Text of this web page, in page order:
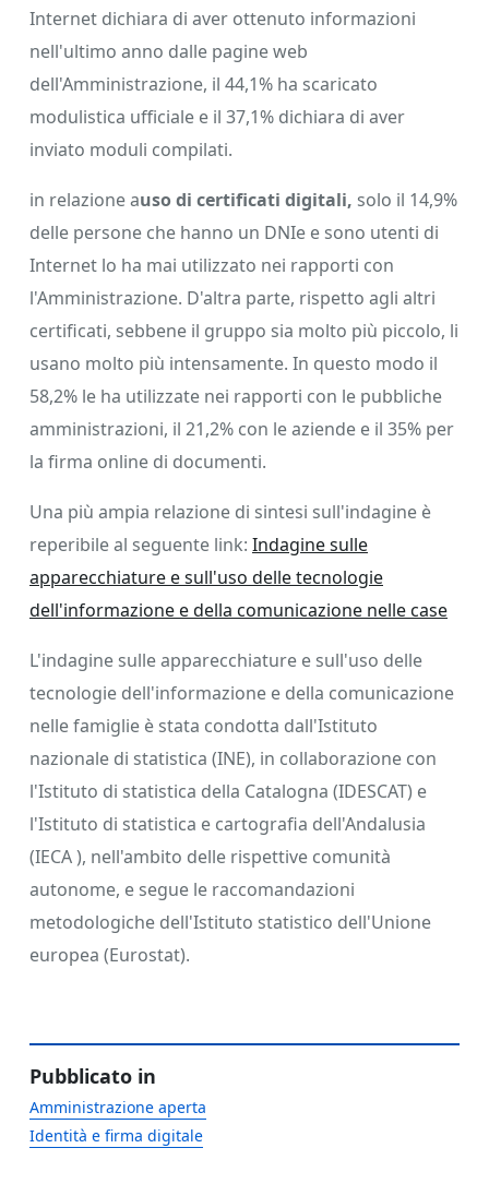
Internet dichiara di aver ottenuto informazioni
nell'ultimo anno dalle pagine web
dell'Amministrazione, il 44,1% ha scaricato
modulistica ufficiale e il 37,1% dichiara di aver
inviato moduli compilati.
in relazione auso di certificati digitali, solo il 14,9%
delle persone che hanno un DNIe e sono utenti di
Internet lo ha mai utilizzato nei rapporti con
l'Amministrazione. D'altra parte, rispetto agli altri
certificati, sebbene il gruppo sia molto più piccolo, li
usano molto più intensamente. In questo modo il
58,2% le ha utilizzate nei rapporti con le pubbliche
amministrazioni, il 21,2% con le aziende e il 35% per
la firma online di documenti.
Una più ampia relazione di sintesi sull'indagine è
reperibile al seguente link: Indagine sulle
apparecchiature e sull'uso delle tecnologie
dell'informazione e della comunicazione nelle case
L'indagine sulle apparecchiature e sull'uso delle
tecnologie dell'informazione e della comunicazione
nelle famiglie è stata condotta dall'Istituto
nazionale di statistica (INE), in collaborazione con
l'Istituto di statistica della Catalogna (IDESCAT) e
l'Istituto di statistica e cartografia dell'Andalusia
(IECA ), nell'ambito delle rispettive comunità
autonome, e segue le raccomandazioni
metodologiche dell'Istituto statistico dell'Unione
europea (Eurostat).
Pubblicato in
Amministrazione aperta
Identità e firma digitale